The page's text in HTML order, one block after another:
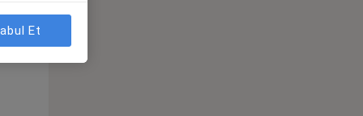
Et